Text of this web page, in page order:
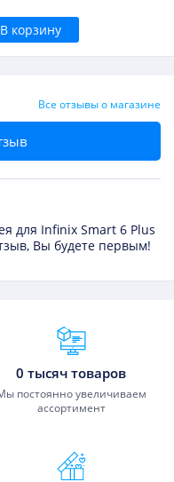
В корзину
Все отзывы о магазине
для Infinix Smart 6 Plus
Вы будете первым!
0 тысяч товаров
постоянно увеличиваем
ассортимент